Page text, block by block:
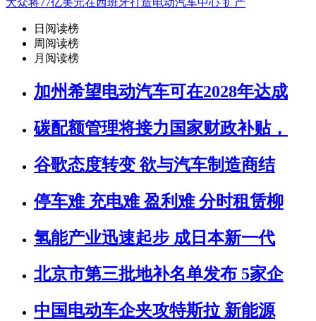
大众将77亿美元在西班牙打造电动汽车中心 扩产
日阅读榜
周阅读榜
月阅读榜
加州希望电动汽车可在2028年达成
碳配额管理将接力国家财政补贴，
谷歌态度转变 欲与汽车制造商结
停车难 充电难 盈利难 分时租赁柳
氢能产业迅速起步 成日本新一代
北京市第三批地补名单发布 5家企
中国电动车企夹攻特斯拉 新能源